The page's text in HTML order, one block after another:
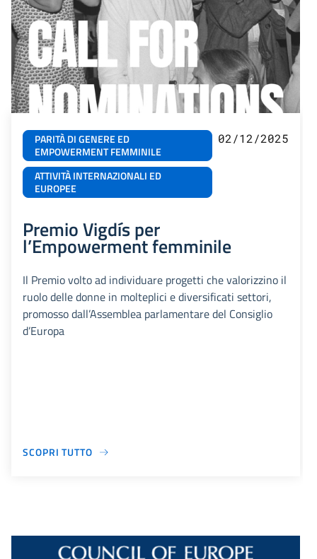
PARITÀ DI GENERE ED
EMPOWERMENT FEMMINILE
ATTIVITÀ INTERNAZIONALI ED
EUROPEE
02/12/2025
Premio Vigdís per
l’Empowerment femminile
Il Premio volto ad individuare progetti che valorizzino il
ruolo delle donne in molteplici e diversificati settori,
promosso dall’Assemblea parlamentare del Consiglio
d’Europa
SCOPRI TUTTO